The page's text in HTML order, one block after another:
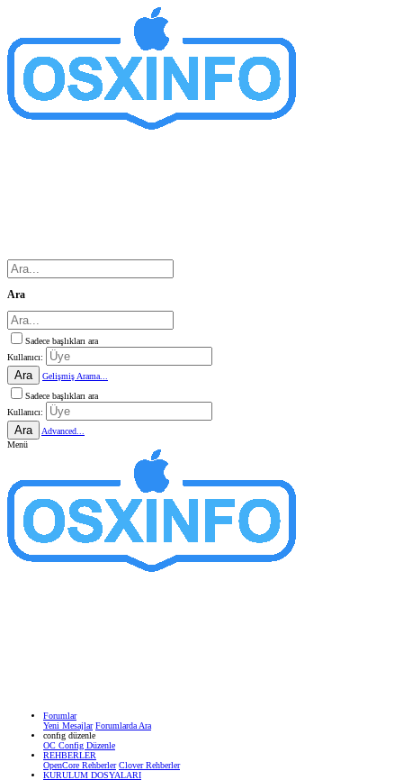
Ara
Sadece başlıkları ara
Kullanıcı:
Ara
Gelişmiş Arama...
Sadece başlıkları ara
Kullanıcı:
Ara
Advanced...
Menü
Forumlar
Yeni Mesajlar Forumlarda Ara
confıg düzenle
OC Config Düzenle
REHBERLER
OpenCore Rehberler Clover Rehberler
KURULUM DOSYALARI